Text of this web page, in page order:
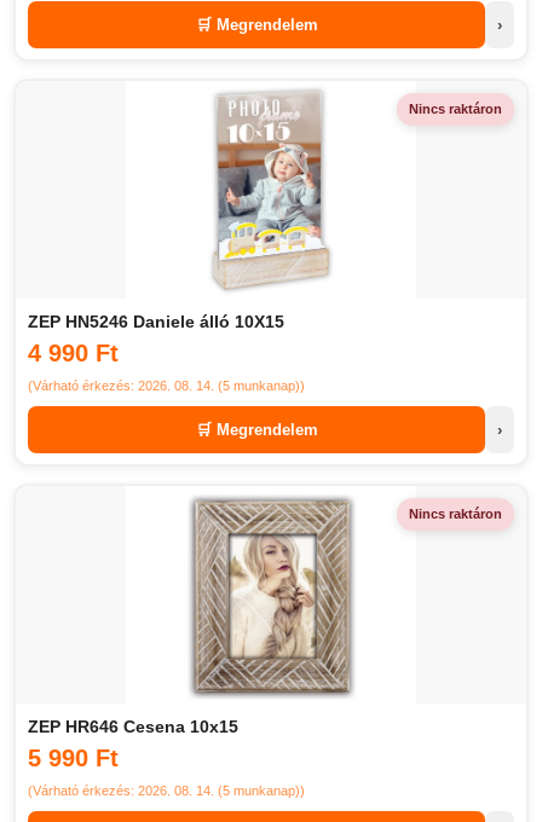
🛒 Megrendelem ›
Nincs raktáron
ZEP HN5246 Daniele álló 10X15
4 990 Ft
(Várható érkezés: 2026. 08. 14. (5 munkanap))
🛒 Megrendelem ›
Nincs raktáron
ZEP HR646 Cesena 10x15
5 990 Ft
(Várható érkezés: 2026. 08. 14. (5 munkanap))